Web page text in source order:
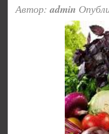
Автор:admin